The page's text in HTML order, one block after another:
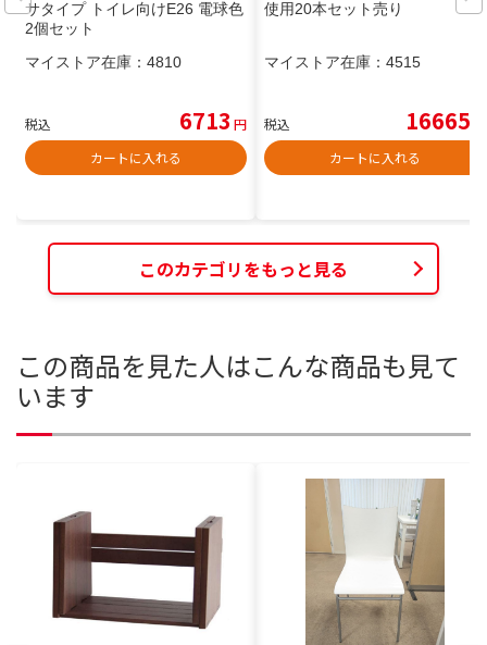
サタイプ トイレ向けE26 電球色
2個セット
マイストア在庫： 4810
税込 6713 円
カートに入れる
使用20本セット売り
マイストア在庫： 4515
税込 16665
カートに入れる
このカテゴリをもっと見る
この商品を見た人はこんな商品も見て
います